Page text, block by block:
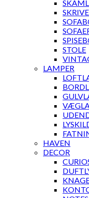
STOLE
LAMPER
HAVEN
DECOR